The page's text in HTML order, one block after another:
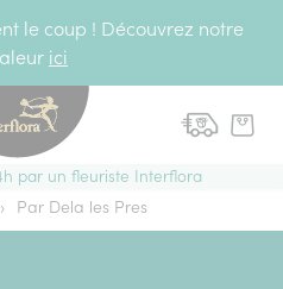
le coup ! Découvrez notre
ici
par un fleuriste Interflora
› Par Dela les Pres